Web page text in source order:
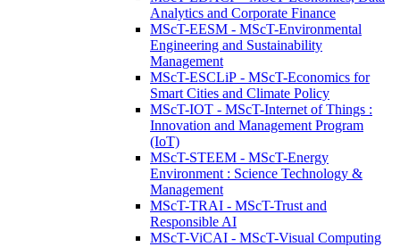
Analytics and Corporate Finance
MScT-EESM - MScT-Environmental
Engineering and Sustainability
Management
MScT-ESCLiP - MScT-Economics for
Smart Cities and Climate Policy
MScT-IOT - MScT-Internet of Things :
Innovation and Management Program
(IoT)
MScT-STEEM - MScT-Energy
Environment : Science Technology &
Management
MScT-TRAI - MScT-Trust and
Responsible AI
MScT-ViCAI - MScT-Visual Computing